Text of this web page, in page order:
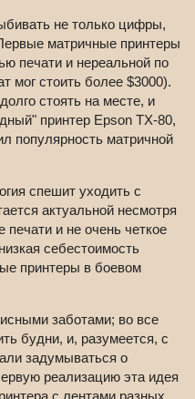
не только цифры,
матричные принтеры
печати и нереальной по
мог стоить более $3000).
стоять на месте, и
принтер Epson TX-80,
популярность матричной
спешит уходить с
актуальной несмотря
печати и не очень четкое
себестоимость
принтеры в боевом
заботами; во все
будни, и, разумеется, с
задумываться о
реализацию эта идея
с лентами разных